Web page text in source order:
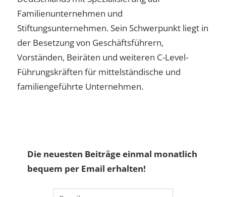
Familienunternehmen und
Stiftungsunternehmen. Sein Schwerpunkt liegt in
der Besetzung von Geschäftsführern,
Vorständen, Beiräten und weiteren C-Level-
Führungskräften für mittelständische und
familiengeführte Unternehmen.
Die neuesten Beiträge einmal monatlich
bequem per Email erhalten!